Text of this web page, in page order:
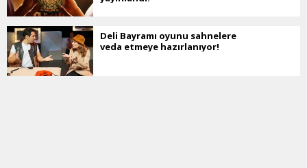
Deli Bayramı oyunu sahnelere
veda etmeye hazırlanıyor!